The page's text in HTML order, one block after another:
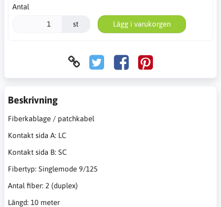
Antal
st Lägg i varukorgen
Beskrivning
Fiberkablage / patchkabel
Kontakt sida A: LC
Kontakt sida B: SC
Fibertyp: Singlemode 9/125
Antal fiber: 2 (duplex)
Längd: 10 meter